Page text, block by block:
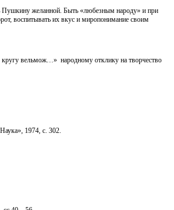
Пушкину желанной. Быть «любезным народу» и при
воспитывать их вкус и миропонимание своим
вельмож…» народному отклику на творчество
1974, с. 302.